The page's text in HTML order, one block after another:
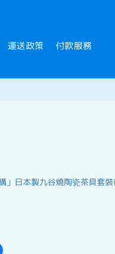
運送政策 付款服務